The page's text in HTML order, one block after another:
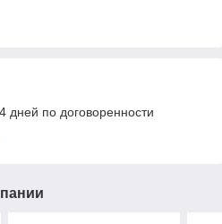
дней по договоренности